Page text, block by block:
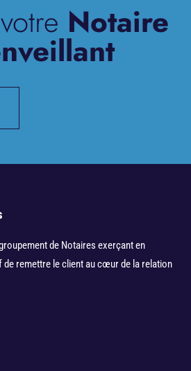
Notaire
de Notaires exerçant en
de remettre le client au cœur de la relation